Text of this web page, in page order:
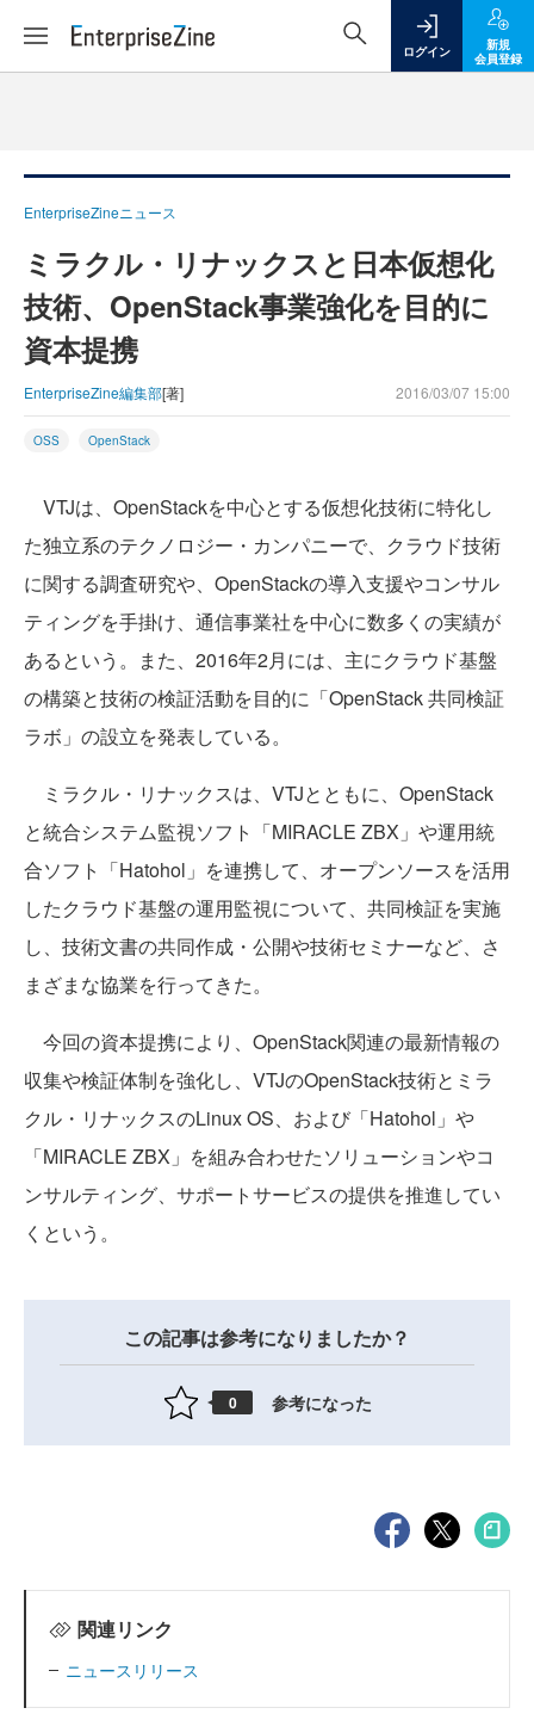
ログイン
新規
会員登録
EnterpriseZineニュース
ミラクル・リナックスと日本仮想化
技術、OpenStack事業強化を目的に
資本提携
EnterpriseZine編集部[著] 2016/03/07 15:00
OSS OpenStack
VTJは、OpenStackを中心とする仮想化技術に特化し
た独立系のテクノロジー・カンパニーで、クラウド技術
に関する調査研究や、OpenStackの導入支援やコンサル
ティングを手掛け、通信事業社を中心に数多くの実績が
あるという。また、2016年2月には、主にクラウド基盤
の構築と技術の検証活動を目的に「OpenStack 共同検証
ラボ」の設立を発表している。
ミラクル・リナックスは、VTJとともに、OpenStack
と統合システム監視ソフト「MIRACLE ZBX」や運用統
合ソフト「Hatohol」を連携して、オープンソースを活用
したクラウド基盤の運用監視について、共同検証を実施
し、技術文書の共同作成・公開や技術セミナーなど、さ
まざまな協業を行ってきた。
今回の資本提携により、OpenStack関連の最新情報の
収集や検証体制を強化し、VTJのOpenStack技術とミラ
クル・リナックスのLinux OS、および「Hatohol」や
「MIRACLE ZBX」を組み合わせたソリューションやコ
ンサルティング、サポートサービスの提供を推進してい
くという。
この記事は参考になりましたか？
0 参考になった
関連リンク
ニュースリリース